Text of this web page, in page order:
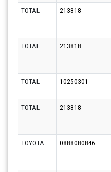
TOTAL 213818
TOTAL 213818
TOTAL 10250301
TOTAL
213818
TOYOTA 0888080846